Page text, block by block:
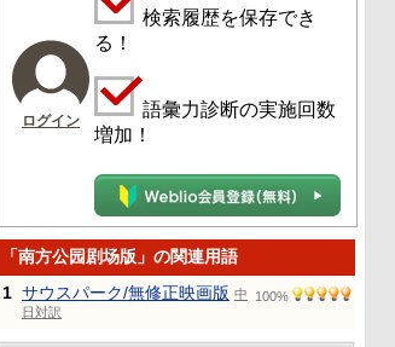
ログイン
検索履歴を保存でき
る！
語彙力診断の実施回数
増加！
「南方公园剧场版」の関連用語
1 サウスパーク/無修正映画版 中
日対訳
100%